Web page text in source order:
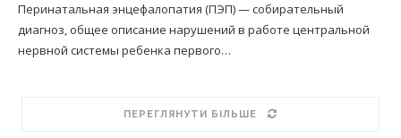
Перинатальная энцефалопатия (ПЭП) — собирательный
диагноз, общее описание нарушений в работе центральной
нервной системы ребенка первого…
ПЕРЕГЛЯНУТИ БІЛЬШЕ